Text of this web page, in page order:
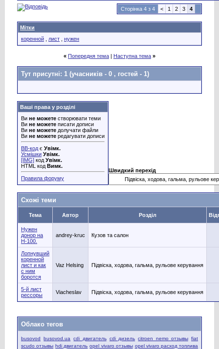
Сторінка 4 з 4 < 1 2 3 4
Мітки
коренной
лист нужен
« Попередня тема | Наступна тема »
Тут присутні: 1 (учасників - 0 , гостей - 1)
Ваші права у розділі
Ви не можете створювати теми
Ви не можете писати дописи
Ви не можете долучати файли
Ви не можете редагувати дописи
BB-код є Увімк.
Усмішки Увімк.
[IMG] код Увімк.
HTML код Вимк.
Правила форуму
Швидкий перехід
Схожі теми
Тема Автор Розділ
Нужен
донор на
Н-100.
andrey-kruc Кузов та салон
Лопнувший
коренной
лист и как
с ним
боротся
Vaz Helsing Підвіска, ходова, гальма, рульове керування
5-й лист
рессоры
Viacheslav Підвіска, ходова, гальма, рульове керування
Облако тегов
busovod busovod.ua cdi двигатель cdi дизель citroen nemo отзывы fiat
scudo отзывы hdi двигатель opel vivaro отзывы opel vivaro расход топлива